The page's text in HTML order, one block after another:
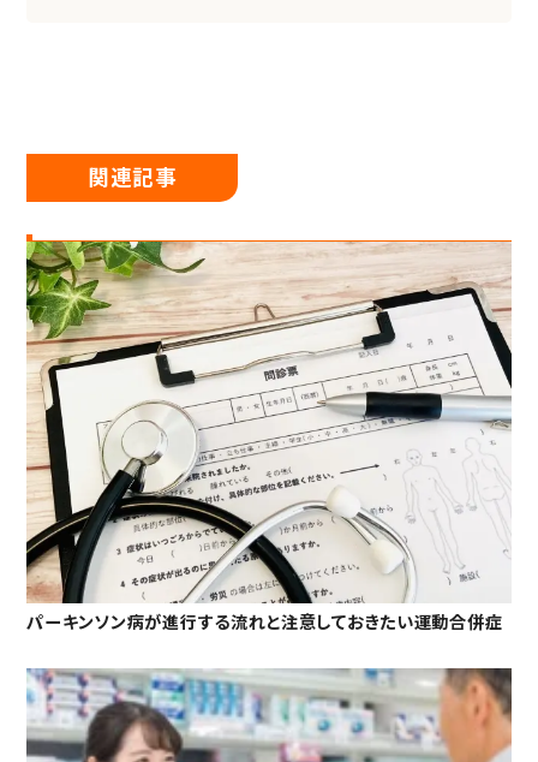
関連記事
パーキンソン病が進行する流れと注意しておきたい運動合併症